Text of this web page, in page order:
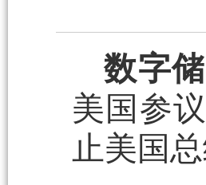
数字
美国参
止美国